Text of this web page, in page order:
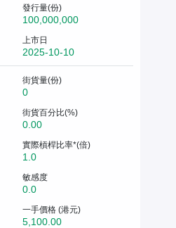
發行量(份)
100,000,000
上市日
2025-10-10
街貨量(份)
0
街貨百分比(%)
0.00
實際槓桿比率*(倍)
1.0
敏感度
0.0
一手價格 (港元)
5,100.00